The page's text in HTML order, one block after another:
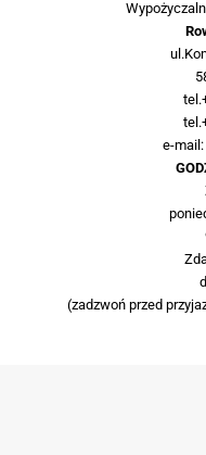
tel.
tel.
e-mail:
(zadzwoń przed